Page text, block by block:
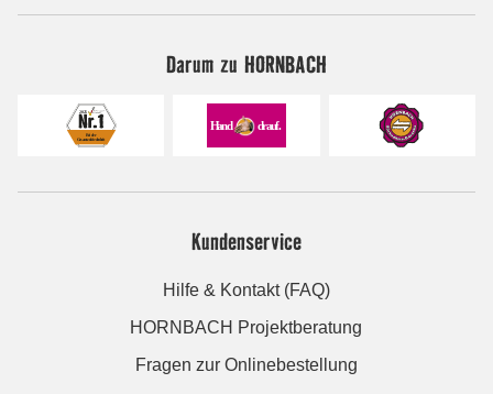
Darum zu HORNBACH
Kundenservice
Hilfe & Kontakt (FAQ)
HORNBACH Projektberatung
Fragen zur Onlinebestellung